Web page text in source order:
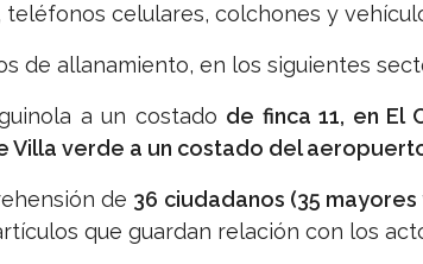
celulares, colchones y
de allanamiento, en los siguientes
a un costado de finca 11, en El
Villa verde a un costado del
de 36 ciudadanos (35
que guardan relación con los